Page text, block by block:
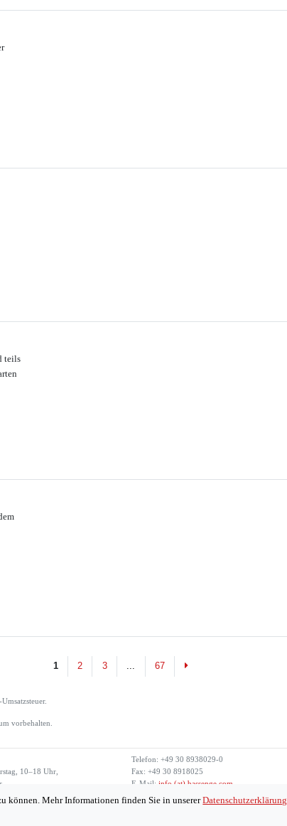
teils
1 2 3 ... 67 Next
vorbehalten.
10–18 Uhr,
Telefon: +49 30 8938029-0
Fax: +49 30 8918025
E-Mail: info (at) bassenge.com
können. Mehr Informationen finden Sie in unsererDatenschutzerklärung